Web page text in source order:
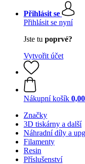
Přihlásit se
Přihlásit se nyní
Jste tu poprvé?
Vytvořit účet
Nákupní košík
Značky
3D tiskárny a další
Náhradní díly a
Filamenty
Resin
Příslušenství